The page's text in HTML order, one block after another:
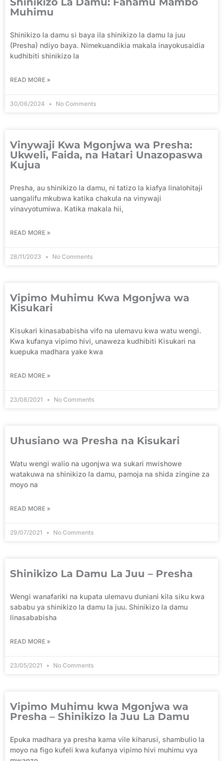
Muhimu
Shinikizo la damu si baya ila shinikizo la damu la juu
(Presha) ndiyo baya. Nimekuandikia makala inayokusaidia
kudhibiti shinikizo la
READ MORE »
30/06/2024 No Comments
Vinywaji Kwa Mgonjwa wa Presha:
Ukweli, Faida, na Hatari Unazopaswa
Kujua
Presha, au shinikizo la damu, ni tatizo la kiafya linalohitaji
uangalifu mkubwa katika chakula na vinywaji
vinavyotumiwa. Katika makala hii,
READ MORE »
28/11/2023 No Comments
Vipimo Muhimu Kwa Mgonjwa wa
Kisukari
Kisukari kinasababisha vifo na ulemavu kwa watu wengi.
Kwa kufanya vipimo hivi, unaweza kudhibiti Kisukari na
kuepuka madhara yake kwa
READ MORE »
23/08/2021 No Comments
Uhusiano wa Presha na Kisukari
Watu wengi walio na ugonjwa wa sukari mwishowe
watakuwa na shinikizo la damu, pamoja na shida zingine za
moyo na
READ MORE »
29/07/2021 No Comments
Shinikizo La Damu La Juu – Presha
Wengi wanafariki na kupata ulemavu duniani kila siku kwa
sababu ya shinikizo la damu la juu. Shinikizo la damu
linasababisha
READ MORE »
23/05/2021 No Comments
Vipimo Muhimu kwa Mgonjwa wa
Presha – Shinikizo la Juu La Damu
Epuka madhara ya presha kama vile kiharusi, shambulio la
moyo na figo kufeli kwa kufanya vipimo hivi muhimu vya